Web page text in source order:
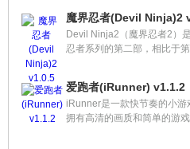
些简单，但还是相当的考验
应能力的。
魔界忍者(Devil Ninja)2
Devil Ninja2（魔界忍者2）
忍者系列的第二部，相比于
爱跑者(iRunner) v1.1.2
iRunner是一款快节奏的小游
拥有高清的画质和简单的游戏